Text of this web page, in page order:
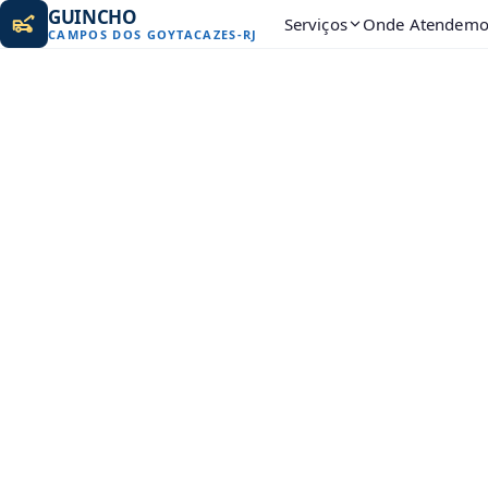
GUINCHO
CAMPOS DOS GOYTACAZES-RJ Serviços Onde